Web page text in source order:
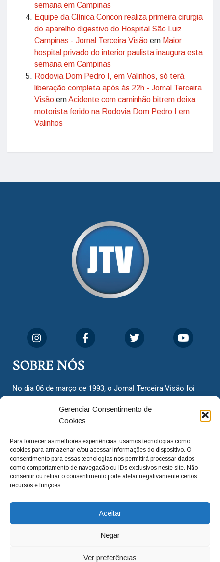
Gerenciar Consentimento de
Cookies
Para fornecer as melhores experiências, usamos tecnologias como
cookies para armazenar e/ou acessar informações do dispositivo. O
consentimento para essas tecnologias nos permitirá processar dados
como comportamento de navegação ou IDs exclusivos neste site. Não
consentir ou retirar o consentimento pode afetar negativamente certos
recursos e funções.
Aceitar
Negar
Ver preferências
semana em Campinas
Equipe da Clínica Concon realiza primeira cirurgia
do aparelho digestivo do Hospital São Luiz
Campinas - Jornal Terceira Visão em Maior
hospital privado do interior paulista inaugura esta
semana em Campinas
Rodovia Dom Pedro I, em Valinhos, só terá
liberação completa após às 22h - Jornal Terceira
Visão emAcidente com caminhão bitrem deixa
motorista ferido na Rodovia Dom Pedro I em
Valinhos
SOBRE NÓS
No dia 06 de março de 1993, o Jornal Terceira Visão foi
cidadãos valinhenses, já que naquela época só existiam
dois jornais. Há mais de 30 anos, o jornal continua
com o foco de trazer as melhores notícias. Nunca
deixamos de lado as necessidades do cidadão, sempre
questionando os órgãos públicos em busca de melhorias
para a cidade e sempre cobrando resoluções para casos
adm@jtv.com.br
(19) 3929-6225